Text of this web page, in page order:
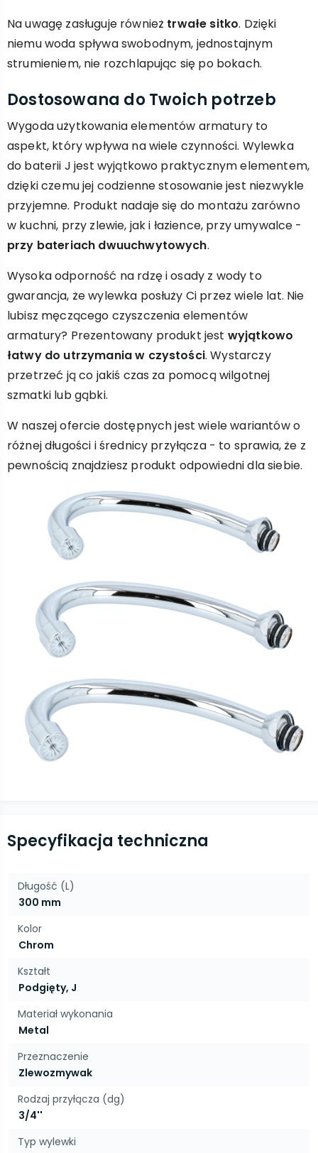
Na uwagę zasługuje również trwałe sitko. Dzięki
niemu woda spływa swobodnym, jednostajnym
strumieniem, nie rozchlapując się po bokach.
Dostosowana do Twoich potrzeb
Wygoda użytkowania elementów armatury to
aspekt, który wpływa na wiele czynności. Wylewka
do baterii J jest wyjątkowo praktycznym elementem,
dzięki czemu jej codzienne stosowanie jest niezwykle
przyjemne. Produkt nadaje się do montażu zarówno
w kuchni, przy zlewie, jak i łazience, przy umywalce -
przy bateriach dwuuchwytowych.
Wysoka odporność na rdzę i osady z wody to
gwarancja, że wylewka posłuży Ci przez wiele lat. Nie
lubisz męczącego czyszczenia elementów
armatury? Prezentowany produkt jest wyjątkowo
łatwy do utrzymania w czystości. Wystarczy
przetrzeć ją co jakiś czas za pomocą wilgotnej
szmatki lub gąbki.
W naszej ofercie dostępnych jest wiele wariantów o
różnej długości i średnicy przyłącza - to sprawia, że z
pewnością znajdziesz produkt odpowiedni dla siebie.
Specyfikacja techniczna
Długość (L)
300 mm
Kolor
Chrom
Kształt
Podgięty, J
Materiał wykonania
Metal
Przeznaczenie
Zlewozmywak
Rodzaj przyłącza (dg)
3/4''
Typ wylewki